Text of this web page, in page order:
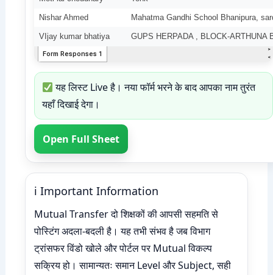
यह लिस्ट Live है। नया फॉर्म भरने के बाद आपका नाम तुरंत
यहाँ दिखाई देगा।
Open Full Sheet
ℹ Important Information
Mutual Transfer दो शिक्षकों की आपसी सहमति से
पोस्टिंग अदला-बदली है। यह तभी संभव है जब विभाग
ट्रांसफर विंडो खोले और पोर्टल पर Mutual विकल्प
सक्रिय हो। सामान्यतः समान Level और Subject, सही